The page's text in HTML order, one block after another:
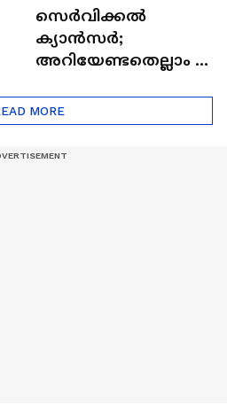
|
സെർവിക്കൽ
ക്യാൻസർ;
അറിയേണ്ടതെല്ലാം |
Cancer
MORE